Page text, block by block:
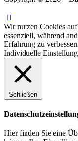
Wir nutzen Cookies
essenziell, während
Erfahrung zu
Individuelle
Schließen
Hier finden Sie eine